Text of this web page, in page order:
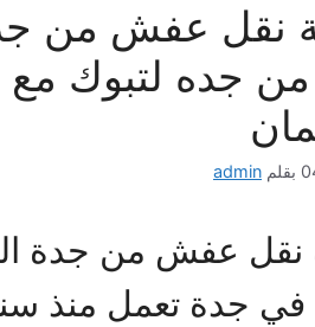
نقل عفش من
من جده لتبوك مع
بقلم admin
نقل عفش من جدة
في جدة تعمل منذ